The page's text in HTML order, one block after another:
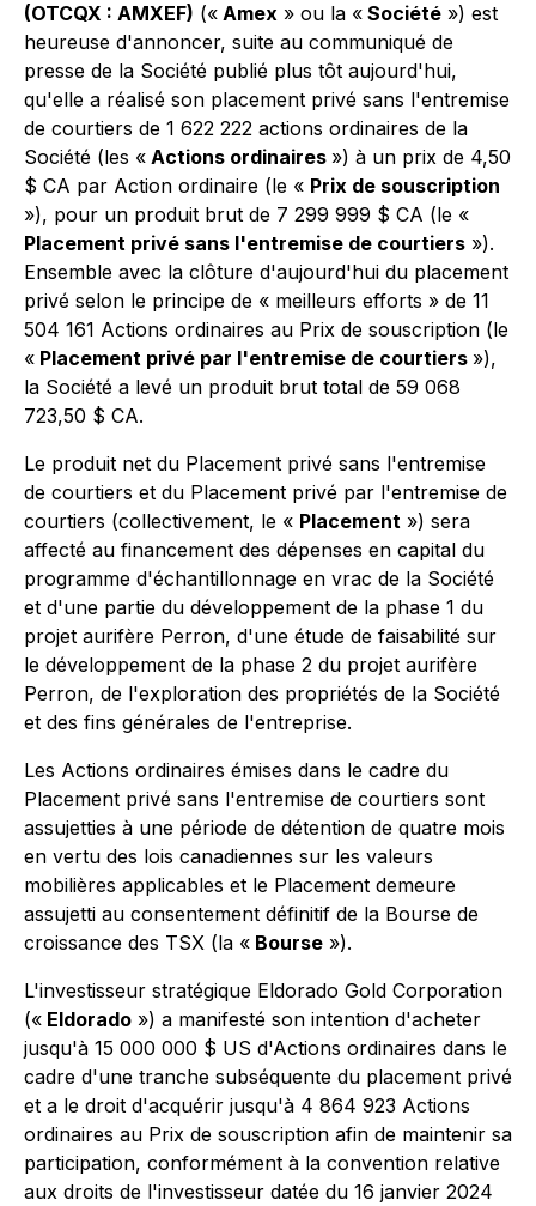
(OTCQX : AMXEF) (« Amex » ou la « Société ») est
heureuse d'annoncer, suite au communiqué de
presse de la Société publié plus tôt aujourd'hui,
qu'elle a réalisé son placement privé sans l'entremise
de courtiers de 1 622 222 actions ordinaires de la
Société (les « Actions ordinaires ») à un prix de 4,50
$ CA par Action ordinaire (le « Prix de souscription
»), pour un produit brut de 7 299 999 $ CA (le «
Placement privé sans l'entremise de courtiers »).
Ensemble avec la clôture d'aujourd'hui du placement
privé selon le principe de « meilleurs efforts » de 11
504 161 Actions ordinaires au Prix de souscription (le
« Placement privé par l'entremise de courtiers »),
la Société a levé un produit brut total de 59 068
723,50 $ CA.
Le produit net du Placement privé sans l'entremise
de courtiers et du Placement privé par l'entremise de
courtiers (collectivement, le « Placement ») sera
affecté au financement des dépenses en capital du
programme d'échantillonnage en vrac de la Société
et d'une partie du développement de la phase 1 du
projet aurifère Perron, d'une étude de faisabilité sur
le développement de la phase 2 du projet aurifère
Perron, de l'exploration des propriétés de la Société
et des fins générales de l'entreprise.
Les Actions ordinaires émises dans le cadre du
Placement privé sans l'entremise de courtiers sont
assujetties à une période de détention de quatre mois
en vertu des lois canadiennes sur les valeurs
mobilières applicables et le Placement demeure
assujetti au consentement définitif de la Bourse de
croissance des TSX (la « Bourse »).
L'investisseur stratégique Eldorado Gold Corporation
(« Eldorado ») a manifesté son intention d'acheter
jusqu'à 15 000 000 $ US d'Actions ordinaires dans le
cadre d'une tranche subséquente du placement privé
et a le droit d'acquérir jusqu'à 4 864 923 Actions
ordinaires au Prix de souscription afin de maintenir sa
participation, conformément à la convention relative
aux droits de l'investisseur datée du 16 janvier 2024